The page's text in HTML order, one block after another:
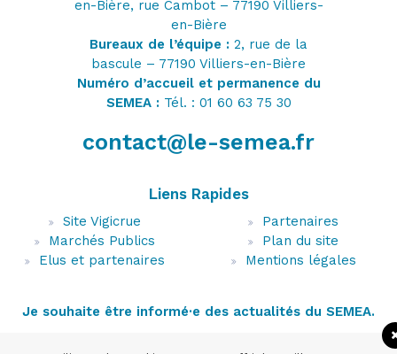
en-Bière, rue Cambot – 77190 Villiers-
en-Bière
Bureaux de l’équipe : 2, rue de la
bascule – 77190 Villiers-en-Bière
Numéro d’accueil et permanence du
SEMEA : Tél. : 01 60 63 75 30
contact@le-semea.fr
Liens Rapides
Site Vigicrue
Marchés Publics
Elus et partenaires
Partenaires
Plan du site
Mentions légales
Je souhaite être informé·e des actualités du SEMEA.